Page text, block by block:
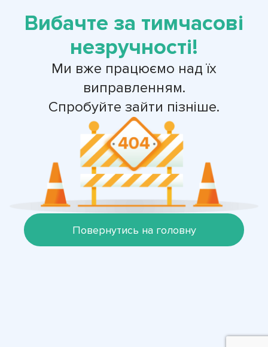
Вибачте за тимчасові
незручності!
Ми вже працюємо над їх
виправленням.
Спробуйте зайти пізніше.
Повернутись на головну